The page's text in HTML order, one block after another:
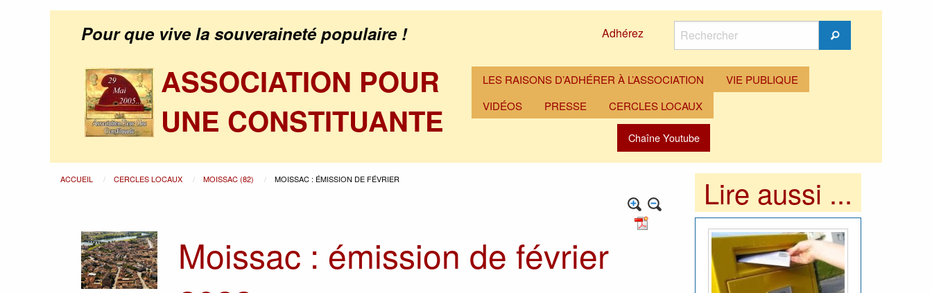
Pour que vive la souveraineté populaire ! Adhérez
Rechercher
Rechercher
ASSOCIATION POUR
UNE CONSTITUANTE
LES RAISONS D’ADHÉRER À L’ASSOCIATION
VIE PUBLIQUE
VIDÉOS
PRESSE CERCLES LOCAUX
Chaîne Youtube
ACCUEIL CERCLES LOCAUX MOISSAC (82) MOISSAC : ÉMISSION DE FÉVRIER
Moissac : émission de février
Lire aussi ...